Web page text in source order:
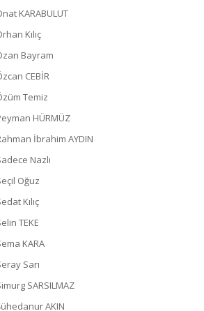
KARABULUT
Kılıç
Bayram
CEBİR
Temiz
HÜRMÜZ
İbrahim AYDIN
Nazlı
Oğuz
Kılıç
TEKE
KARA
Sarı
SARSILMAZ
AKIN